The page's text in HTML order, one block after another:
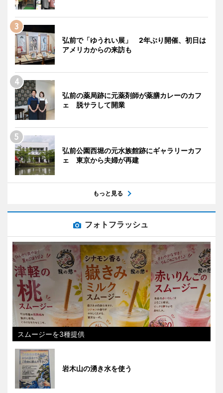
弘前で「ゆうれい展」 2年ぶり開催、初日は
アメリカからの来訪も
弘前の薬局跡に元薬剤師が薬膳カレーのカフ
ェ 脱サラして開業
弘前公園西堀の元水族館跡にギャラリーカフ
ェ 東京から夫婦が再建
もっと見る
フォトフラッシュ
スムージーを3種提供
岩木山の湧き水を使う